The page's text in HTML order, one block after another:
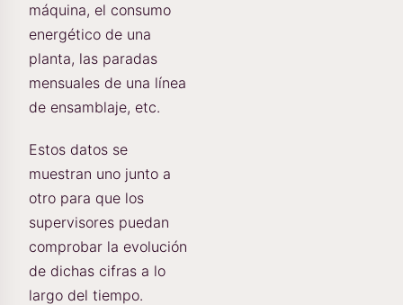
máquina, el consumo
energético de una
planta, las paradas
mensuales de una línea
de ensamblaje, etc.
Estos datos se
muestran uno junto a
otro para que los
supervisores puedan
comprobar la evolución
de dichas cifras a lo
largo del tiempo.